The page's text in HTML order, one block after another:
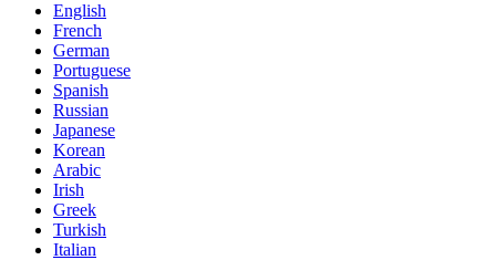
English
French
German
Portuguese
Spanish
Russian
Japanese
Korean
Arabic
Irish
Greek
Turkish
Italian